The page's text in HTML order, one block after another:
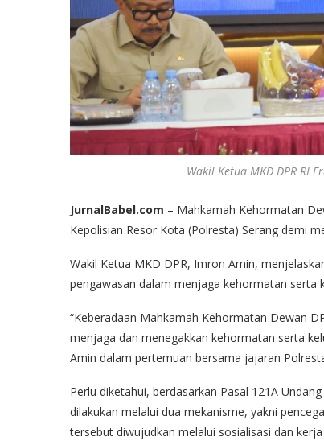
Wakil Ketua MKD DPR RI
JurnalBabel.com – Mahkamah Kehormatan
Kepolisian Resor Kota (Polresta) Serang demi
Wakil Ketua MKD DPR, Imron Amin,
pengawasan dalam menjaga kehormatan serta
“Keberadaan Mahkamah Kehormatan Dewan
menjaga dan menegakkan kehormatan serta
Amin dalam pertemuan bersama jajaran
Perlu diketahui, berdasarkan Pasal 121A
dilakukan melalui dua mekanisme, yakni
tersebut diwujudkan melalui sosialisasi dan